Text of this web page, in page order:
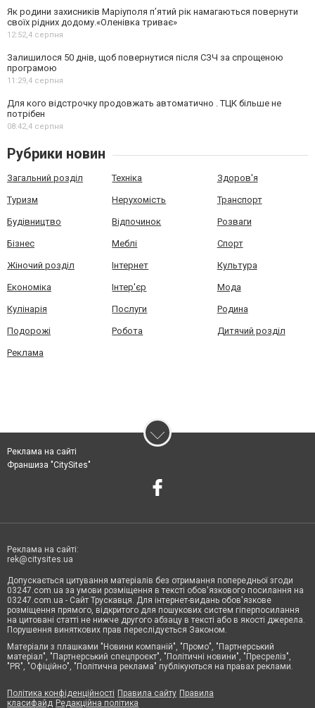
Як родини захисників Маріуполя пʼятий рік намагаються повернути
своїх рідних додому.«Оленівка триває»
12:52,4 серпня
Залишилося 50 днів, щоб повернутися після СЗЧ за спрощеною
програмою
11:29,4 серпня
Для кого відстрочку продовжать автоматично . ТЦК більше не
потрібен
08:42,4 серпня
Рубрики новин
Загальний розділ Техніка Здоров'я
Туризм Нерухомість Транспорт
Будівництво Відпочинок Розваги
Бізнес Меблі Спорт
Жіночий розділ Інтернет Культура
Економіка Інтер'єр Мода
Кулінарія Послуги Родина
Подорожі Робота Дитячий розділ
Реклама
Реклама на сайті
Франшиза "CitySites"
Реклама на сайті:
rek@citysites.ua
Допускається цитування матеріалів без отримання попередньої згоди
03247.com.ua за умови розміщення в тексті обов'язкового посилання на
03247.com.ua - Сайт Трускавця. Для інтернет-видань обов'язкове
розміщення прямого, відкритого для пошукових систем гіперпосилання
на цитовані статті не нижче другого абзацу в тексті або в якості джерела.
Порушення виняткових прав переслідується Законом.
Матеріали з плашками "Новини компаній", "Промо", "Партнерський
матеріал", "Партнерський спецпроєкт", "Політичні новини", "Пресреліз",
"PR", "Офіційно", "Політична реклама" публікуються на правах реклами.
Політика конфіденційності Правила сайту Правила
класифайд Редакційна політика